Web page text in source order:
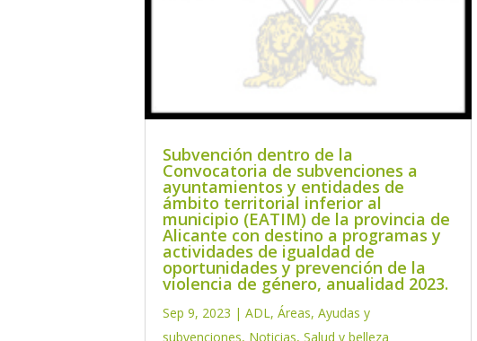
Subvención dentro de la
Convocatoria de subvenciones a
ayuntamientos y entidades de
ámbito territorial inferior al
municipio (EATIM) de la provincia de
Alicante con destino a programas y
actividades de igualdad de
oportunidades y prevención de la
violencia de género, anualidad 2023.
Sep 9, 2023 |ADL,Áreas,Ayudas y
subvenciones, Noticias,Salud y belleza